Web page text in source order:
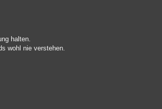
halten.
wohl nie verstehen.